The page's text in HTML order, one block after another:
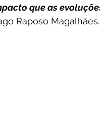
que as
Raposo Magalhães.